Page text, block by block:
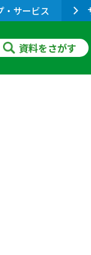
・サービス
資料をさがす